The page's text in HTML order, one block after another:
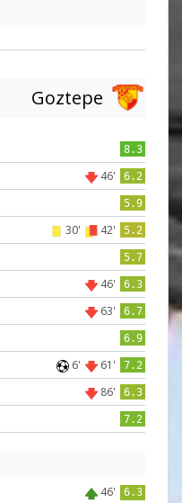
Goztepe
8.3
46' 6.2
5.9
30' 42' 5.2
5.7
46' 6.3
63' 6.7
6.9
6' 61' 7.2
86' 6.3
7.2
46' 6.3